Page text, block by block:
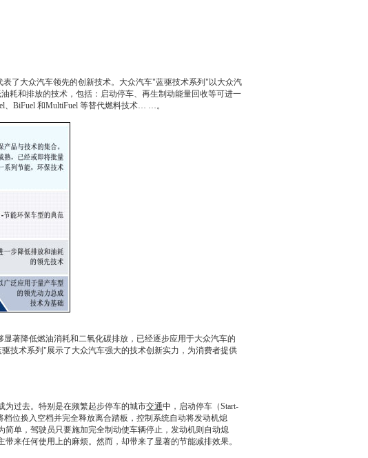
表了 大众汽车领先的创新技术。 大众汽车"蓝驱技术系列"以大众汽
耗和排放的技术，包括：启动停车、再生制动能量回收等可进一
、BiFuel 和MultiFuel 等替代燃料技术… …。
显著降低燃油消耗和二氧化碳排放，已经逐步应用于大众汽车的
技术系列"展示了 大众汽车强大的技术创新实力，为消费者提供
为过去。特别是在频繁起步停车的城市交通中，启动停车（Start-
位换入空档并完全释放离合踏板，控制系统自动将发动机熄
单，驾驶员只要施加完全制动使车辆停止， 发动机则自动熄
来任何使用上的麻烦。然而，却带来了显著的节能减排效果。